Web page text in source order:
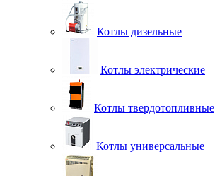
Котлы дизельные
Котлы электрические
Котлы твердотопливные
Котлы универсальные